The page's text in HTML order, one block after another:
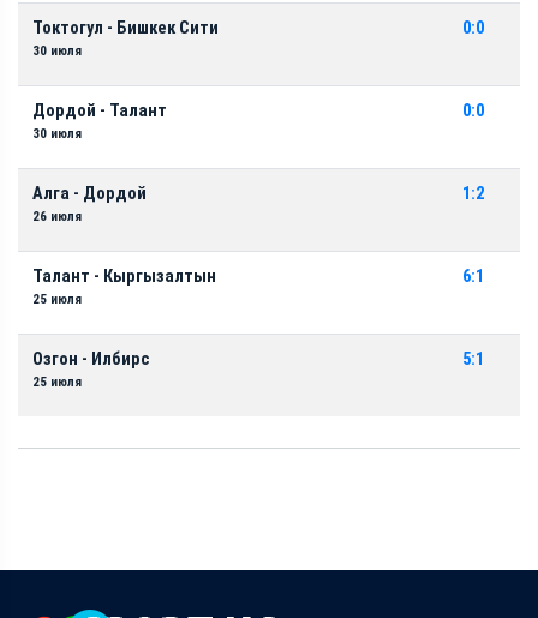
Токтогул - Бишкек Сити
30 июля
0:0
Дордой - Талант
30 июля
0:0
Алга - Дордой
26 июля
1:2
Талант - Кыргызалтын
25 июля
6:1
Озгон - Илбирс
25 июля
5:1